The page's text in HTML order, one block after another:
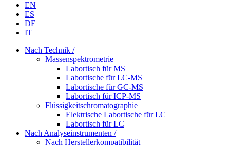
EN
ES
DE
IT
Nach Technik /
Massenspektrometrie
Labortisch für MS
Labortische für LC-MS
Labortische für GC-MS
Labortisch für ICP-MS
Flüssigkeitschromatographie
Elektrische Labortische für LC
Labortisch für LC
Nach Analyseinstrumenten /
Nach Herstellerkompatibilität